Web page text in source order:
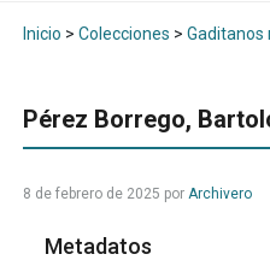
Inicio > Colecciones > Gaditanos
Pérez Borrego,
8 de febrero de 2025 por Archivero
Metadatos